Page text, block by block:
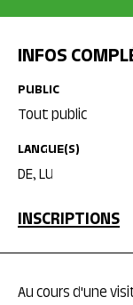
Au cours d'une
INFOS
PUBLIC
Tout public
LANGUE(S)
DE, LU
INSCRIPTIONS